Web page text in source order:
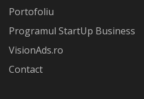
Portofoliu
Programul StartUp Business
VisionAds.ro
Contact